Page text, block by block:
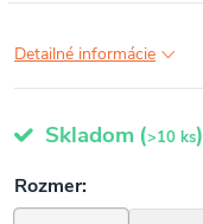
Detailné informácie
Skladom (>10 ks)